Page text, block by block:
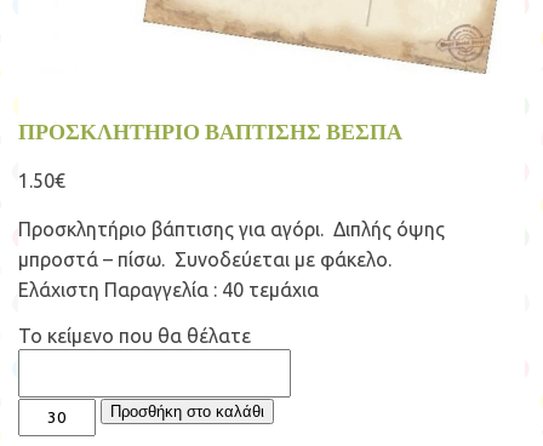
ΠΡΟΣΚΛΗΤΗΡΙΟ ΒΑΠΤΙΣΗΣ ΒΕΣΠΑ
1.50€
Προσκλητήριο βάπτισης για αγόρι. Διπλής όψης
μπροστά – πίσω. Συνοδεύεται με φάκελο.
Ελάχιστη Παραγγελία : 40 τεμάχια
Το κείμενο που θα θέλατε
ΠΡΟΣΚΛΗΤΗΡΙΟ
ΒΑΠΤΙΣΗΣ
Προσθήκη στο καλάθι